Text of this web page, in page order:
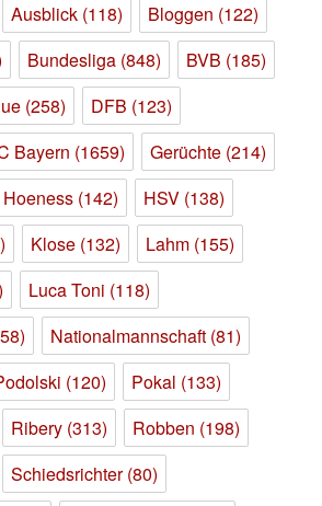
Ausblick (118) Bloggen (122)
Bundesliga (848) BVB (185)
(258) DFB (123)
Bayern (1659) Gerüchte (214)
Hoeness (142) HSV (138)
Klose (132) Lahm (155)
Luca Toni (118)
Nationalmannschaft (81)
(120) Pokal (133)
Ribery (313) Robben (198)
Schiedsrichter(80)